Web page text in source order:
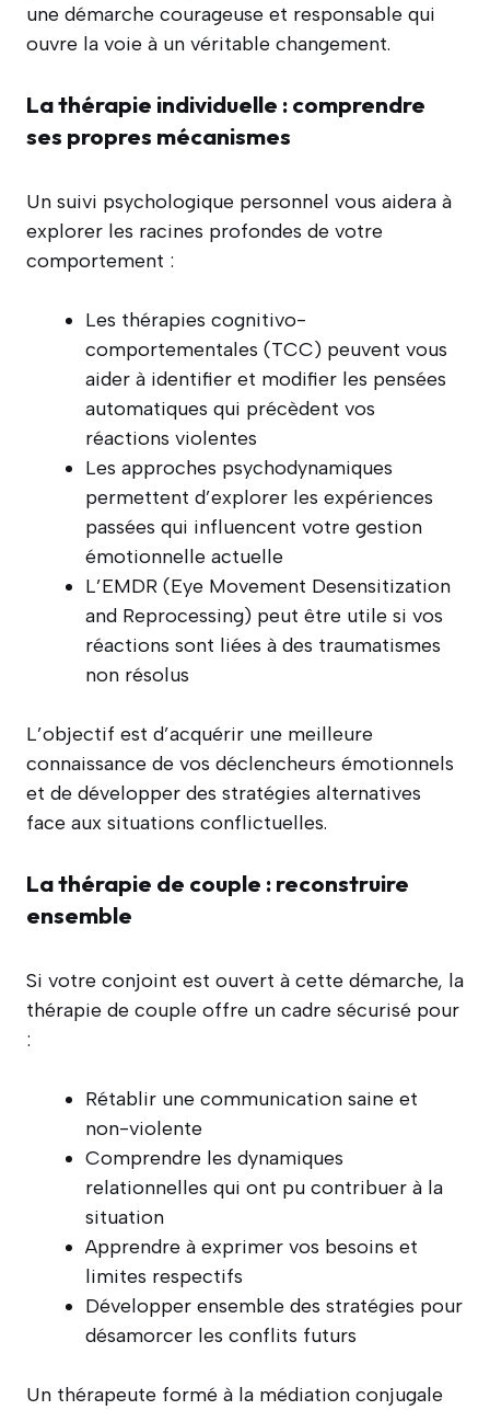
une démarche courageuse et responsable qui
ouvre la voie à un véritable changement.
La thérapie individuelle : comprendre
ses propres mécanismes
Un suivi psychologique personnel vous aidera à
explorer les racines profondes de votre
comportement :
Les thérapies cognitivo-
comportementales (TCC) peuvent vous
aider à identifier et modifier les pensées
automatiques qui précèdent vos
réactions violentes
Les approches psychodynamiques
permettent d’explorer les expériences
passées qui influencent votre gestion
émotionnelle actuelle
L’EMDR (Eye Movement Desensitization
and Reprocessing) peut être utile si vos
réactions sont liées à des traumatismes
non résolus
L’objectif est d’acquérir une meilleure
connaissance de vos déclencheurs émotionnels
et de développer des stratégies alternatives
face aux situations conflictuelles.
La thérapie de couple : reconstruire
ensemble
Si votre conjoint est ouvert à cette démarche, la
thérapie de couple offre un cadre sécurisé pour
:
Rétablir une communication saine et
non-violente
Comprendre les dynamiques
relationnelles qui ont pu contribuer à la
situation
Apprendre à exprimer vos besoins et
limites respectifs
Développer ensemble des stratégies pour
désamorcer les conflits futurs
Un thérapeute formé à la médiation conjugale